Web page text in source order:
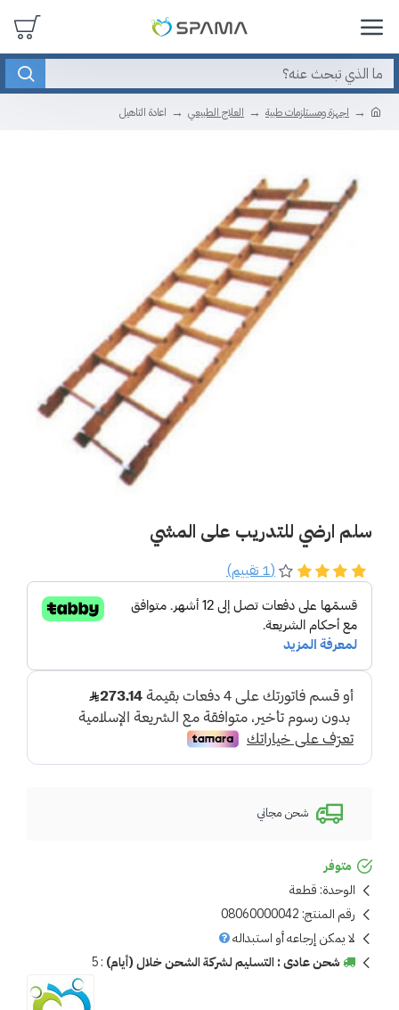
اجهزة ومستلزمات طبية العلاج الطبيعي اعادة التاهيل
سلم ارضي للتدريب على المشي
متوفر
الوحدة: قطعة
رقم المنتج: 08060000042
لا يمكن إرجاعه أو استبداله
شحن عادى : التسليم لشركة الشحن خلال (أيام) :
5
(1 تقييم)
شحن مجاني